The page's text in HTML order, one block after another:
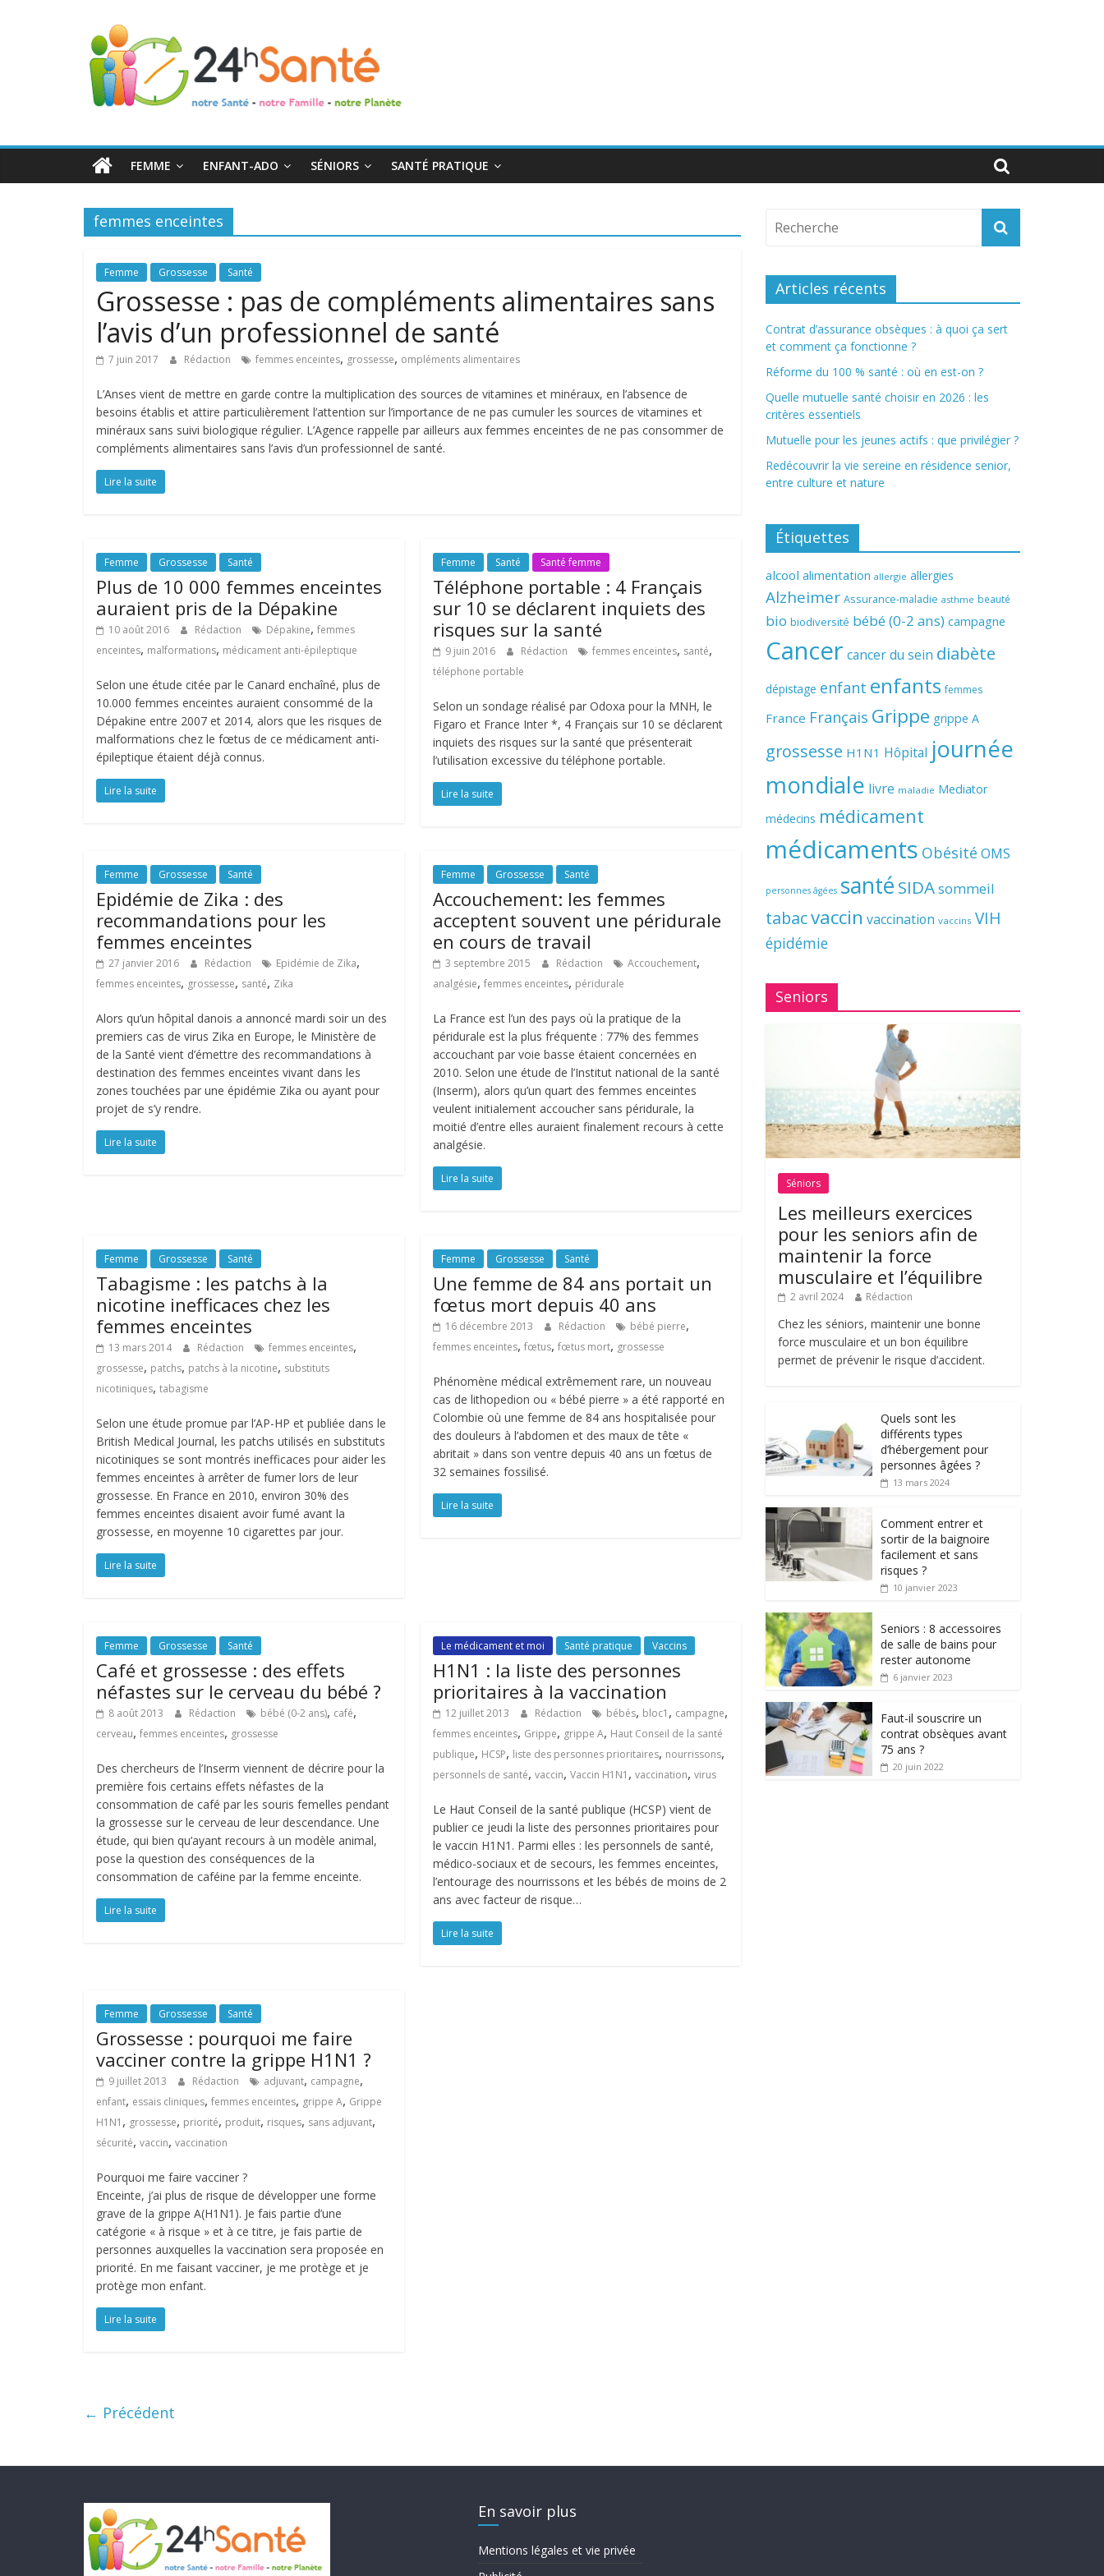
24h
Santé
toute
famille
FEMME ENFANT-ADO SÉNIORS SANTÉ PRATIQUE
femmes enceintes
Femme Grossesse Santé
Grossesse : pas de compléments alimentaires sans
l’avis d’un professionnel de santé
7 juin 2017 Rédaction femmes enceintes, grossesse, ompléments alimentaires
L’Anses vient de mettre en garde contre la multiplication des sources de vitamines et minéraux, en l’absence de
besoins établis et attire particulièrement l’attention sur l’importance de ne pas cumuler les sources de vitamines et
minéraux sans suivi biologique régulier. L’Agence rappelle par ailleurs aux femmes enceintes de ne pas consommer de
compléments alimentaires sans l’avis d’un professionnel de santé.
Lire la suite
Femme Grossesse Santé
Plus de 10 000 femmes enceintes
auraient pris de la Dépakine
10 août 2016 Rédaction Dépakine, femmes
enceintes, malformations, médicament anti-épileptique
Selon une étude citée par le Canard enchaîné, plus de
10.000 femmes enceintes auraient consommé de la
Dépakine entre 2007 et 2014, alors que les risques de
malformations chez le fœtus de ce médicament anti-
épileptique étaient déjà connus.
Lire la suite
Femme Santé Santé femme
Téléphone portable : 4 Français
sur 10 se déclarent inquiets des
risques sur la santé
9 juin 2016 Rédaction femmes enceintes, santé,
téléphone portable
Selon un sondage réalisé par Odoxa pour la MNH, le
Figaro et France Inter *, 4 Français sur 10 se déclarent
inquiets des risques sur la santé que présenterait
l’utilisation excessive du téléphone portable.
Lire la suite
Femme Grossesse Santé
Epidémie de Zika : des
recommandations pour les
femmes enceintes
27 janvier 2016 Rédaction Epidémie de Zika,
femmes enceintes, grossesse, santé, Zika
Alors qu’un hôpital danois a annoncé mardi soir un des
premiers cas de virus Zika en Europe, le Ministère de
de la Santé vient d’émettre des recommandations à
destination des femmes enceintes vivant dans les
zones touchées par une épidémie Zika ou ayant pour
projet de s’y rendre.
Lire la suite
Femme Grossesse Santé
Accouchement: les femmes
acceptent souvent une péridurale
en cours de travail
3 septembre 2015 Rédaction Accouchement,
analgésie,femmes enceintes, péridurale
La France est l’un des pays où la pratique de la
péridurale est la plus fréquente : 77% des femmes
accouchant par voie basse étaient concernées en
2010. Selon une étude de l’Institut national de la santé
(Inserm), alors qu’un quart des femmes enceintes
veulent initialement accoucher sans péridurale, la
moitié d’entre elles auraient finalement recours à cette
analgésie.
Lire la suite
Femme Grossesse Santé
Tabagisme : les patchs à la
nicotine inefficaces chez les
femmes enceintes
13 mars 2014 Rédaction femmes enceintes,
grossesse, patchs, patchs à la nicotine, substituts
nicotiniques, tabagisme
Selon une étude promue par l’AP-HP et publiée dans le
British Medical Journal, les patchs utilisés en substituts
nicotiniques se sont montrés inefficaces pour aider les
femmes enceintes à arrêter de fumer lors de leur
grossesse. En France en 2010, environ 30% des
femmes enceintes disaient avoir fumé avant la
grossesse, en moyenne 10 cigarettes par jour.
Lire la suite
Femme Grossesse Santé
Une femme de 84 ans portait un
fœtus mort depuis 40 ans
16 décembre 2013 Rédaction bébé pierre,
femmes enceintes,fœtus,fœtus mort, grossesse
Phénomène médical extrêmement rare, un nouveau
cas de lithopedion ou « bébé pierre » a été rapporté en
Colombie où une femme de 84 ans hospitalisée pour
des douleurs à l’abdomen et des maux de tête «
abritait » dans son ventre depuis 40 ans un fœtus de
32 semaines fossilisé.
Lire la suite
Femme Grossesse Santé
Café et grossesse : des effets
néfastes sur le cerveau du bébé ?
8 août 2013 Rédaction bébé (0-2 ans), café,
cerveau, femmes enceintes, grossesse
Des chercheurs de l’Inserm viennent de décrire pour la
première fois certains effets néfastes de la
consommation de café par les souris femelles pendant
la grossesse sur le cerveau de leur descendance. Une
étude, qui bien qu’ayant recours à un modèle animal,
pose la question des conséquences de la
consommation de caféine par la femme enceinte.
Lire la suite
Le médicament et moi Santé pratique Vaccins
H1N1 : la liste des personnes
prioritaires à la vaccination
12 juillet 2013 Rédaction bébés, bloc1 , campagne,
femmes enceintes, Grippe, grippe A, Haut Conseil de la santé
publique, HCSP, liste des personnes prioritaires, nourrissons,
personnels de santé,vaccin,Vaccin H1N1 ,vaccination,virus
Le Haut Conseil de la santé publique (HCSP) vient de
publier ce jeudi la liste des personnes prioritaires pour
le vaccin H1N1. Parmi elles : les personnels de santé,
médico-sociaux et de secours, les femmes enceintes,
l’entourage des nourrissons et les bébés de moins de 2
ans avec facteur de risque…
Lire la suite
Femme Grossesse Santé
Grossesse : pourquoi me faire
vacciner contre la grippe H1N1 ?
9 juillet 2013 Rédaction adjuvant, campagne,
enfant, essais cliniques, femmes enceintes, grippe A, Grippe
H1N1 , grossesse, priorité, produit, risques, sans adjuvant,
sécurité, vaccin, vaccination
Pourquoi me faire vacciner ?
Enceinte, j’ai plus de risque de développer une forme
grave de la grippe A(H1N1). Je fais partie d’une
catégorie « à risque » et à ce titre, je fais partie de
personnes auxquelles la vaccination sera proposée en
priorité. En me faisant vacciner, je me protège et je
protège mon enfant.
Lire la suite
← Précédent
Articles récents
Contrat d’assurance obsèques : à quoi ça sert
et comment ça fonctionne ?
Réforme du 100 % santé : où en est-on ?
Quelle mutuelle santé choisir en 2026 : les
critères essentiels
Mutuelle pour les jeunes actifs : que privilégier ?
Redécouvrir la vie sereine en résidence senior,
entre culture et nature
Étiquettes
alcool alimentation allergie allergies
Alzheimer Assurance-maladie asthme beauté
bio biodiversité bébé (0-2 ans) campagne
Cancer cancer du sein diabète
dépistage enfant enfants femmes
France Français Grippe grippe A
grossesse H1N1 Hôpital journée
mondiale livre maladie Mediator
médecins médicament
médicaments Obésité OMS
personnes âgées santé SIDAsommeil
tabacvaccin vaccination vaccins VIH
épidémie
Seniors
Séniors
Les meilleurs exercices
pour les seniors afin de
maintenir la force
musculaire et l’équilibre
2 avril 2024 Rédaction
Chez les séniors, maintenir une bonne
force musculaire et un bon équilibre
permet de prévenir le risque d’accident.
Quels sont les
différents types
d’hébergement pour
personnes âgées ?
13 mars 2024
Comment entrer et
sortir de la baignoire
facilement et sans
risques ?
10 janvier 2023
Seniors : 8 accessoires
de salle de bains pour
rester autonome
6 janvier 2023
Faut-il souscrire un
contrat obsèques avant
75 ans ?
20 juin 2022
En savoir plus
Mentions légales et vie privée